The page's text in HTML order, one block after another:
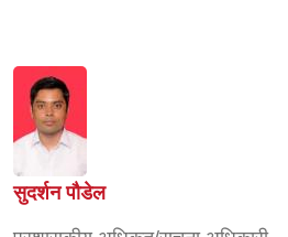
सुदर्शन पौडेल